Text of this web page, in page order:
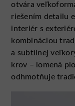
otvára
riešením detailu
interiér s
kombináciou
a subtílnej
krov – lomená
odhmotňuje